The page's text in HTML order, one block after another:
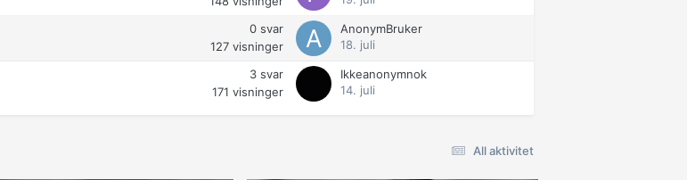
0 svar
127 visninger
AnonymBruker
18. juli
3 svar
171 visninger
Ikkeanonymnok
14. juli
All aktivitet